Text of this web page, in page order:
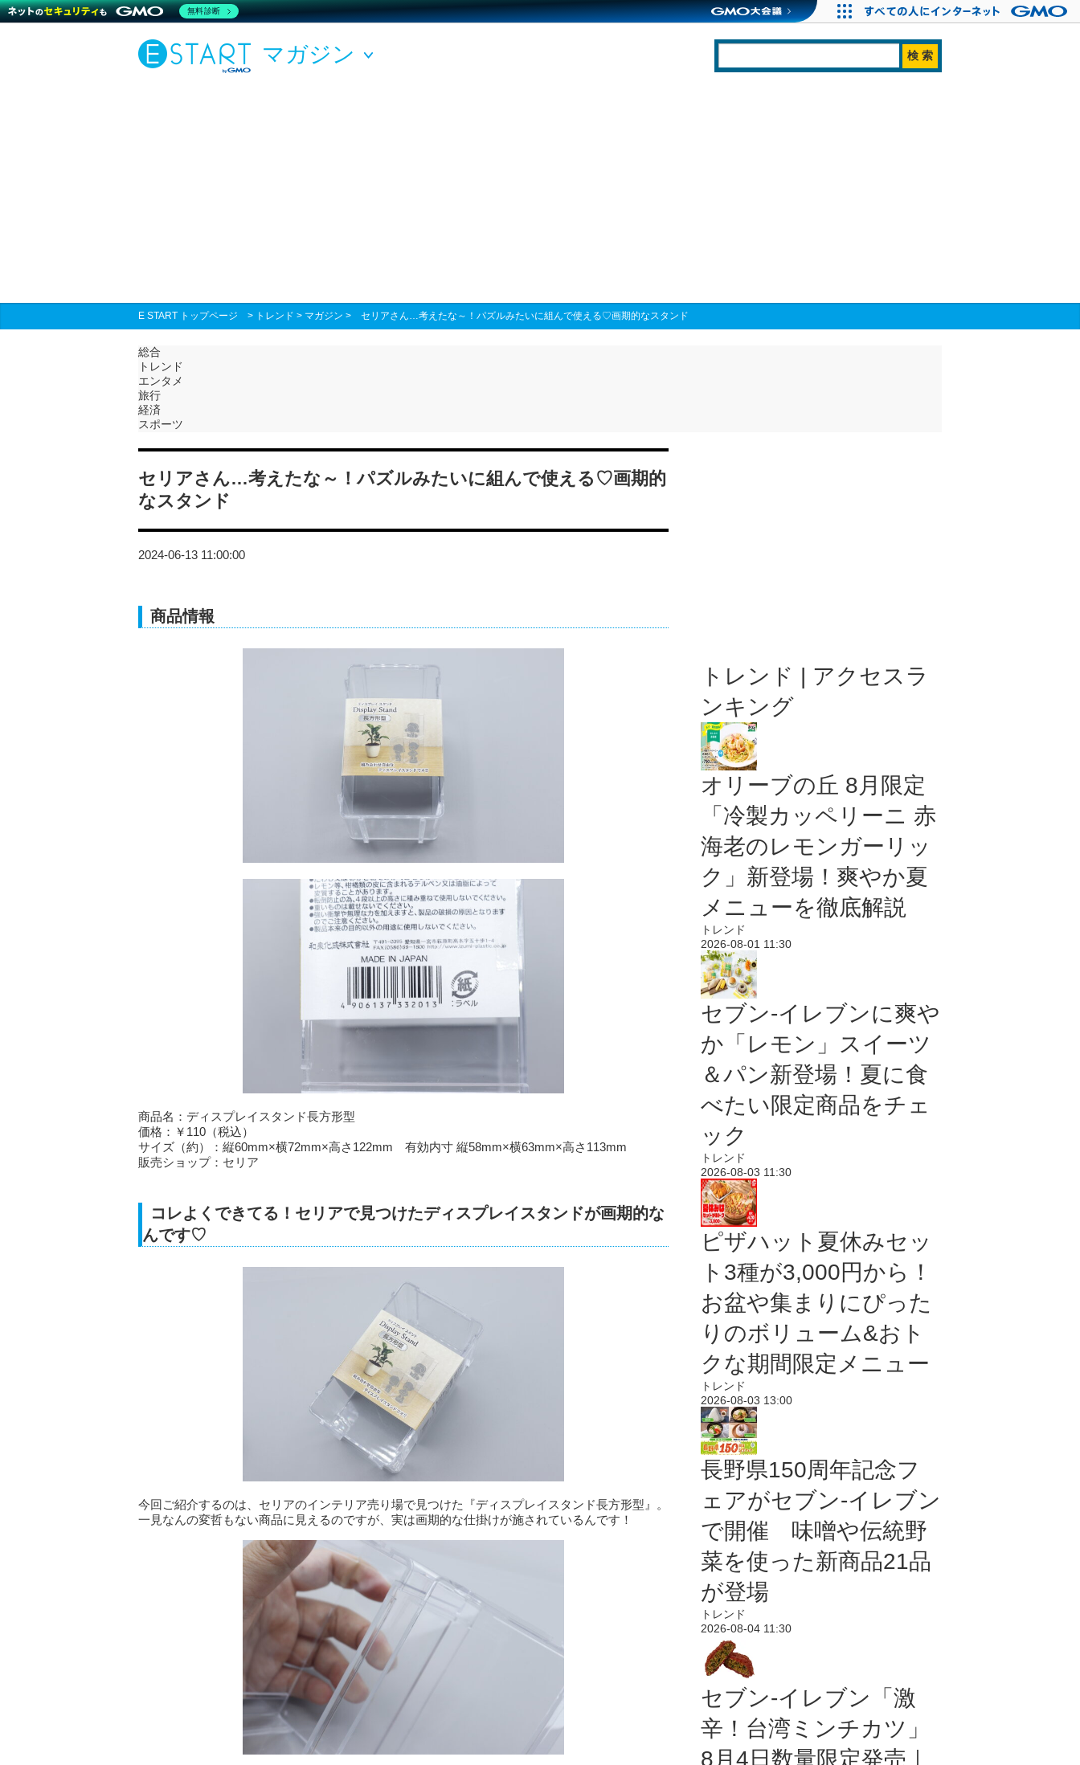
マガジン
E START トップページ > トレンド > マガジン > セリアさん…考えたな～！パズルみたいに組んで使える♡画期的なスタンド
総合
トレンド
エンタメ
旅行
経済
スポーツ
セリアさん…考えたな～！パズルみたいに組んで使える♡画期的
なスタンド
2024-06-13 11:00:00
商品情報
商品名：ディスプレイスタンド長方形型
価格：￥110（税込）
サイズ（約）：縦60mm×横72mm×高さ122mm 有効内寸 縦58mm×横63mm×高さ113mm
販売ショップ：セリア
コレよくできてる！セリアで見つけたディスプレイスタンドが画期的な
んです♡
今回ご紹介するのは、セリアのインテリア売り場で見つけた『ディスプレイスタンド長方形型』。
一見なんの変哲もない商品に見えるのですが、実は画期的な仕掛けが施されているんです！
トレンド | アクセスラ
ンキング
オリーブの丘 8月限定
「冷製カッペリーニ 赤
海老のレモンガーリッ
ク」新登場！爽やか夏
メニューを徹底解説
トレンド
2026-08-01 11:30
セブン‐イレブンに爽や
か「レモン」スイーツ
＆パン新登場！夏に食
べたい限定商品をチェ
ック
トレンド
2026-08-03 11:30
ピザハット夏休みセッ
ト3種が3,000円から！
お盆や集まりにぴった
りのボリューム&おト
クな期間限定メニュー
トレンド
2026-08-03 13:00
長野県150周年記念フ
ェアがセブン-イレブン
で開催 味噌や伝統野
菜を使った新商品21品
が登場
トレンド
2026-08-04 11:30
セブン-イレブン「激
辛！台湾ミンチカツ」
8月4日数量限定発売｜
無料診断